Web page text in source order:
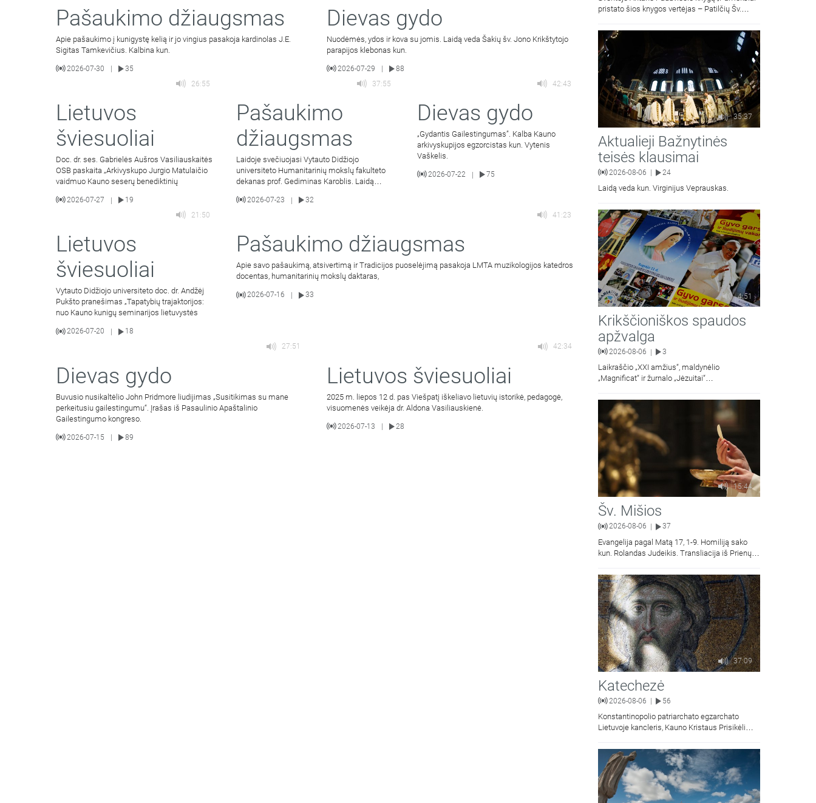
Pašaukimo džiaugsmas
Apie pašaukimo į kunigystę kelią ir jo vingius pasakoja kardinolas J.E.
Sigitas Tamkevičius. Kalbina kun.
2026-07-30 35
Dievas gydo
Nuodėmės, ydos ir kova su jomis. Laidą veda Šakių šv. Jono Krikštytojo
parapijos klebonas kun.
2026-07-29
88
26:55
Lietuvos
šviesuoliai
Doc. dr. ses. Gabrielės Aušros Vasiliauskaitės
OSB paskaita „Arkivyskupo Jurgio Matulaičio
vaidmuo Kauno seserų benediktinių
2026-07-27 | 19
37:55
Pašaukimo
džiaugsmas
Laidoje svečiuojasi Vytauto Didžiojo
universiteto Humanitarinių mokslų fakulteto
dekanas prof. Gediminas Karoblis. Laidą
2026-07-23 | 32
42:43
Dievas gydo
„Gydantis Gailestingumas”. Kalba Kauno
arkivyskupijos egzorcistas kun. Vytenis
Vaškelis.
2026-07-22 | 75
21:50
Lietuvos
šviesuoliai
Vytauto Didžiojo universiteto doc. dr. Andžėj
Pukšto pranešimas „Tapatybių trajaktorijos:
nuo Kauno kunigų seminarijos lietuvystės
2026-07-20 18
41:23
Pašaukimo džiaugsmas
Apie savo pašaukimą, atsivertimą ir Tradicijos puoselėjimą pasakoja LMTA muzikologijos katedros
docentas, humanitarinių mokslų daktaras,
2026-07-16 33
27:51
Dievas gydo
Buvusio nusikaltėlio John Pridmore liudijimas „Susitikimas su mane
perkeitusiu gailestingumu“. Įrašas iš Pasaulinio Apaštalinio
Gailestingumo kongreso.
2026-07-15 89
42:34
Lietuvos šviesuoliai
2025 m. liepos 12 d. pas Viešpatį iškeliavo lietuvių istorikė, pedagogė,
visuomenės veikėja dr. Aldona Vasiliauskienė.
2026-07-13 28
pristato šios knygos vertėjas – Patilčių Šv.
moralinės teologijos dr. Algirdas Petras
35:37
Aktualieji Bažnytinės
teisės klausimai
2026-08-06 24
Laidą veda kun. Virginijus Veprauskas.
4:51
Krikščioniškos spaudos
apžvalga
2026-08-06 | 3
Laikraščio „XXI amžius“, maldynėlio
„Magnificat“ ir žurnalo „Jėzuitai“
15:44
Šv. Mišios
2026-08-06 37
Evangelija pagal Matą 17, 1-9. Homiliją sako
kun. Rolandas Judeikis. Transliacija iš Prienų
37:09
Katechezė
2026-08-06 56
Konstantinopolio patriarchato egzarchato
Lietuvoje kancleris, Kauno Kristaus Prisikėlimo
kunigas Vitalijus Mockus pasakoja apie
Kristaus Atsimainymo šventę.